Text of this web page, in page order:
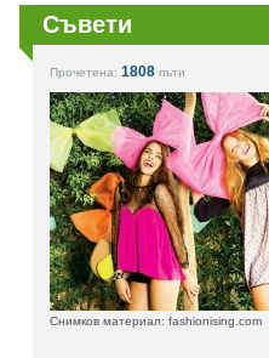
Съвети
Прочетена: 1808пъти
Снимков материал: fashionising.com